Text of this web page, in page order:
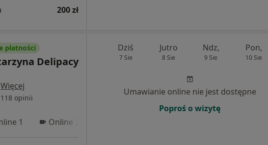
200 zł
płatności
Delipacy
Więcej
118 opinii
1 Online 2
Dziś
7 Sie
Jutro
8 Sie
Ndz,
9 Sie
Pon,
10 Sie
Umawianie online nie jest dostępne
Poproś o wizytę